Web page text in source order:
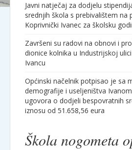
Javni natječaj za dodjelu
srednjih škola s prebivalištem na
Koprivnički Ivanec za školsku
Završeni su radovi na obnovi i
dionice kolnika u Industrijskoj
Ivancu
Općinski načelnik potpisao je sa
demografije i useljeništva
ugovora o dodjeli bespovratnih
iznosu od 51.658,56 eura
Škola nogometa